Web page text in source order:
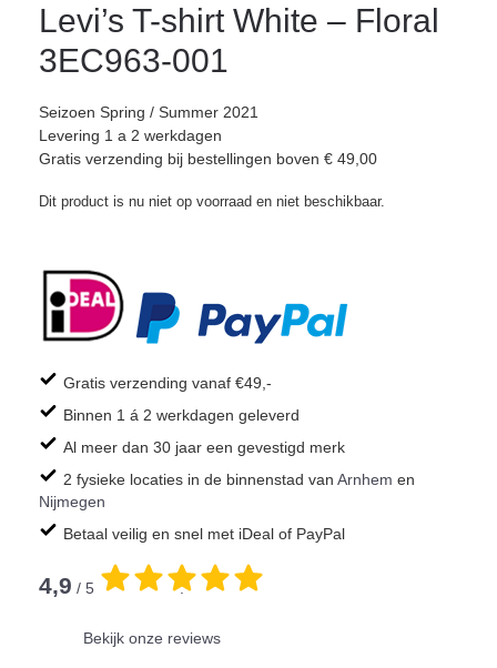
Levi’s T-shirt White – Floral
3EC963-001
Seizoen Spring / Summer 2021
Levering 1 a 2 werkdagen
Gratis verzending bij bestellingen boven € 49,00
Dit product is nu niet op voorraad en niet beschikbaar.
Gratis verzending vanaf €49,-
Binnen 1 á 2 werkdagen geleverd
Al meer dan 30 jaar een gevestigd merk
2 fysieke locaties in de binnenstad van Arnhem en
Nijmegen
Betaal veilig en snel met iDeal of PayPal
4,9 / 5 .
Bekijk onze reviews